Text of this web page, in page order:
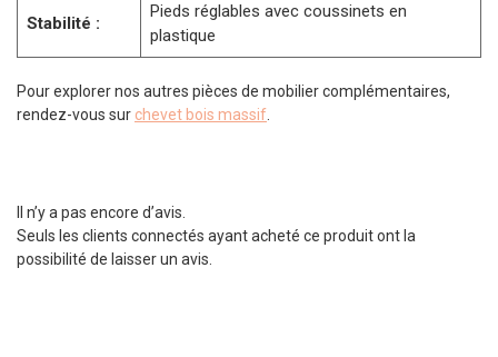
Stabilité :
Pieds réglables avec coussinets en
plastique
Pour explorer nos autres pièces de mobilier complémentaires,
rendez-vous sur chevet bois massif
Il n’y a pas encore d’avis.
Seuls les clients connectés ayant acheté ce produit ont la
possibilité de laisser un avis.